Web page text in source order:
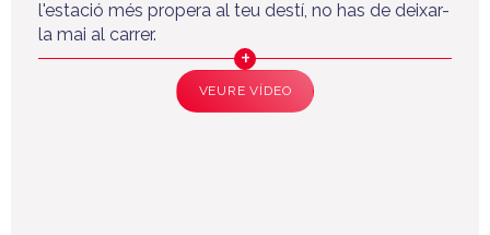
l'estació més propera al teu destí, no has de deixar-
la mai al carrer.
VEURE VÍDEO